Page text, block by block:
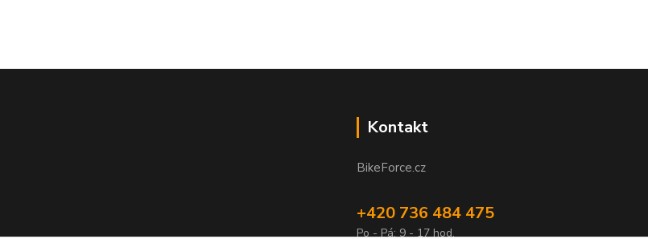
Kontakt
BikeForce.cz
+420 736 484 475
Po - Pá: 9 - 17 hod.